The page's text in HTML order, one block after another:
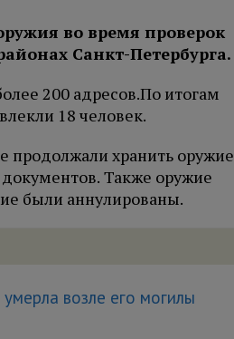
во время проверок
Санкт-Петербурга.
200 адресов.По итогам
18 человек.
продолжали хранить оружие
Также оружие
были аннулированы.
возле его могилы